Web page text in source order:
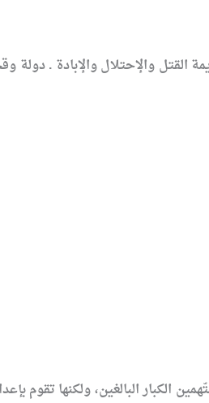
والإحتلال والإبادة . دولة
الكبار البالغين، ولكنها تقوم